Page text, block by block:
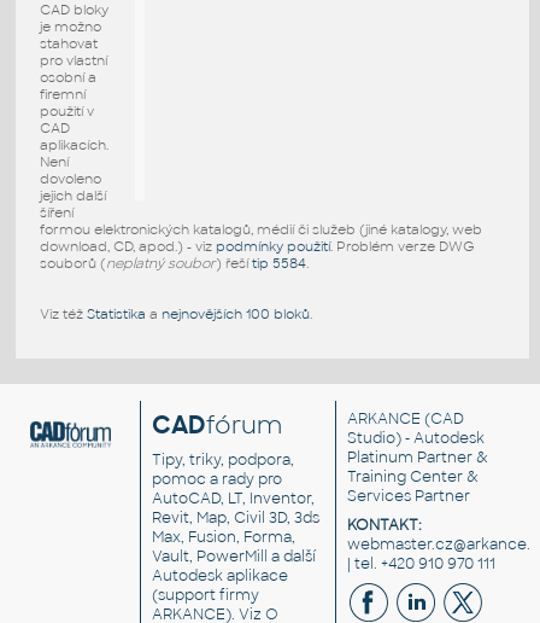
CAD bloky
je možno
stahovat
pro vlastní
osobní a
firemní
použití v
CAD
aplikacích.
Není
dovoleno
jejich další
šíření
formou elektronických katalogů, médií či služeb (jiné katalogy, web
download, CD, apod.) - viz podmínky použití. Problém verze DWG
souborů (neplatný soubor) řešítip 5584.
Viz též Statistika a nejnovějších 100 bloků.
CADfórum
Tipy, triky, podpora,
pomoc a rady pro
AutoCAD, LT, Inventor,
Revit, Map, Civil 3D, 3ds
Max, Fusion, Forma,
Vault, PowerMill a další
Autodesk aplikace
(support firmy
ARKANCE). VizO
ARKANCE (CAD
Studio) - Autodesk
Platinum Partner &
Training Center &
Services Partner
KONTAKT:
| tel. +420 910 970 111